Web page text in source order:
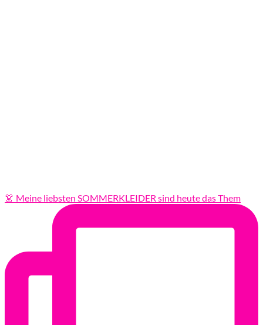
👗 Meine liebsten SOMMERKLEIDER sind heute das Them